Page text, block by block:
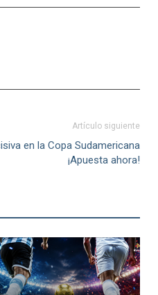
Artículo siguiente
en la Copa Sudamericana
¡Apuesta ahora!